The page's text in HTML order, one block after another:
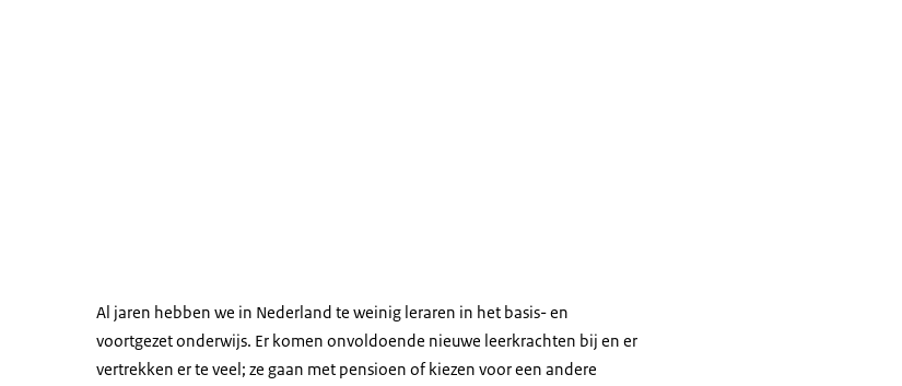
Al jaren hebben we in Nederland te weinig leraren in het basis- en
voortgezet onderwijs. Er komen onvoldoende nieuwe leerkrachten bij en er
vertrekken er te veel; ze gaan met pensioen of kiezen voor een andere